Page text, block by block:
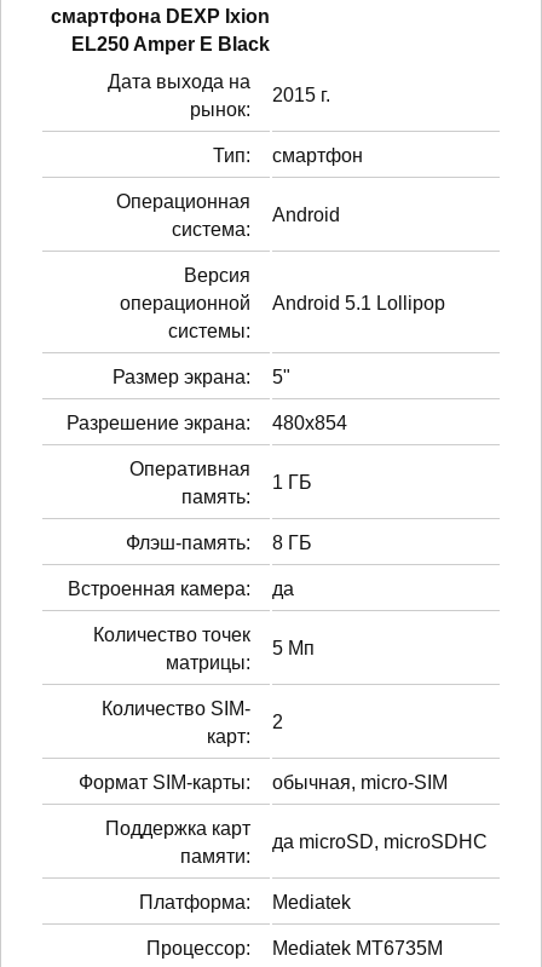
смартфонa DEXP Ixion
EL250 Amper E Black
Дата выхода на
рынок:
2015 г.
Тип: смартфон
Операционная
система:
Android
Версия
операционной
системы:
Android 5.1 Lollipop
Размер экрана: 5"
Разрешение экрана: 480x854
Оперативная
память:
1 ГБ
Флэш-память: 8 ГБ
Встроенная камера: да
Количество точек
матрицы:
5 Мп
Количество SIM-
карт:
2
Формат SIM-карты: обычная, micro-SIM
Поддержка карт
памяти:
да microSD, microSDHC
Платформа: Mediatek
Процессор: Mediatek MT6735M